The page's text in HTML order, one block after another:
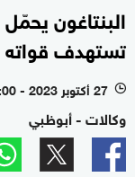
البنتاغون
تستهدف قواته
l 27 أكتوبر 2023 - 01:00 بتوقيت أبوظبي
وكالات - أبوظبي